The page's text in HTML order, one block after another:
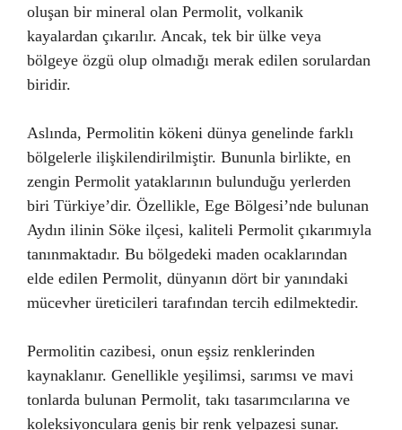
oluşan bir mineral olan Permolit, volkanik
kayalardan çıkarılır. Ancak, tek bir ülke veya
bölgeye özgü olup olmadığı merak edilen sorulardan
biridir.
Aslında, Permolitin kökeni dünya genelinde farklı
bölgelerle ilişkilendirilmiştir. Bununla birlikte, en
zengin Permolit yataklarının bulunduğu yerlerden
biri Türkiye’dir. Özellikle, Ege Bölgesi’nde bulunan
Aydın ilinin Söke ilçesi, kaliteli Permolit çıkarımıyla
tanınmaktadır. Bu bölgedeki maden ocaklarından
elde edilen Permolit, dünyanın dört bir yanındaki
mücevher üreticileri tarafından tercih edilmektedir.
Permolitin cazibesi, onun eşsiz renklerinden
kaynaklanır. Genellikle yeşilimsi, sarımsı ve mavi
tonlarda bulunan Permolit, takı tasarımcılarına ve
koleksiyonculara geniş bir renk yelpazesi sunar.